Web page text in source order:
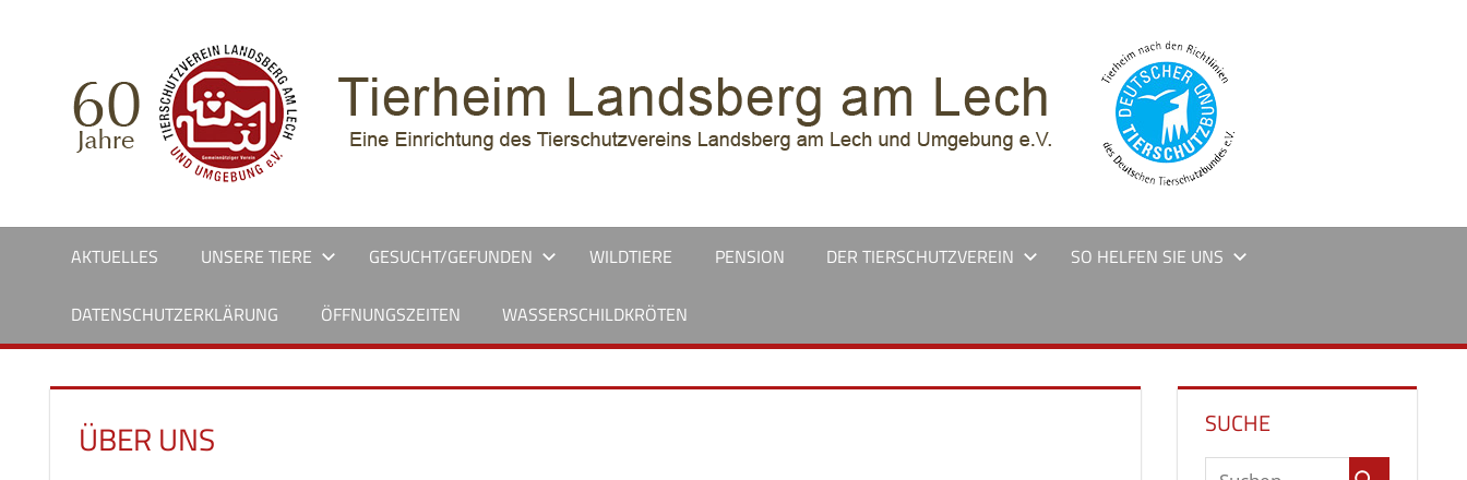
AKTUELLES UNSERE TIERE GESUCHT/GEFUNDEN WILDTIERE PENSION DER TIERSCHUTZVEREIN SO HELFEN SIE UNS
DATENSCHUTZERKLÄRUNG ÖFFNUNGSZEITEN WASSERSCHILDKRÖTEN
ÜBER UNS SUCHE